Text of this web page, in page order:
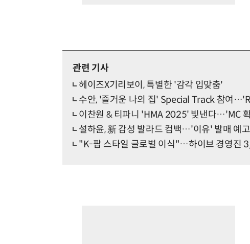
관련 기사
헤이즈X기리보이, 특별한 '감각 입맞춤'
수안, '즐거운 나의 집' Special Track 참여
이찬원 & 티파니 'HMA 2025' 빛낸다…'MC
설하윤, 新 감성 발라드 컴백…'이유' 발매 예고
"K-팝 스타일 글로벌 이식"…하이브 경영진